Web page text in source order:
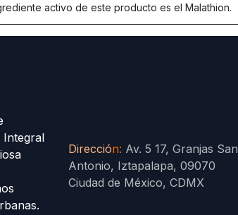
activo de este producto es el Malathion.
Integral
Dirección: Av. 5 17, Granjas San
Antonio, Iztapalapa, 09070
Ciudad de México, CDMX